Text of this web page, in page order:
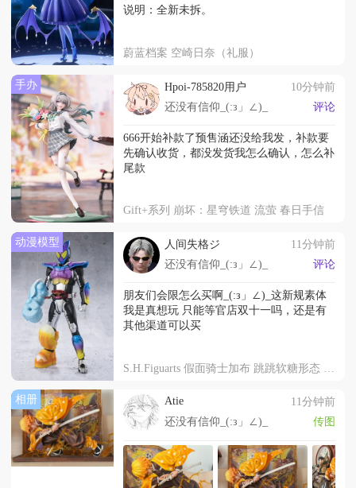
说明：全新未拆。
蔚蓝档案 空崎日奈（礼服）
手办 Hpoi-785820用户
10分钟前
还没有信仰_(:з」∠)_
评论
666开始补款了预售涵还没给我发，补款要
先确认收货，都没发货我怎么确认，怎么补
尾款
Gift+系列 崩坏：星穹铁道 流萤 春日手信
动漫模型 人间失格ジ
11分钟前
还没有信仰_(:з」∠)_
评论
朋友们会限怎么买啊_(:з」∠)_这新规素体
我是真想玩 只能等官店双十一吗，还是有
其他渠道可以买
相册 Atie
11分钟前
还没有信仰_(:з」∠)_
传图